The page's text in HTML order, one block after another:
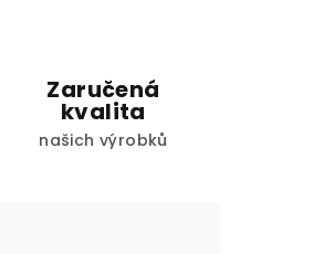
Zaručená
kvalita
našich výrobků